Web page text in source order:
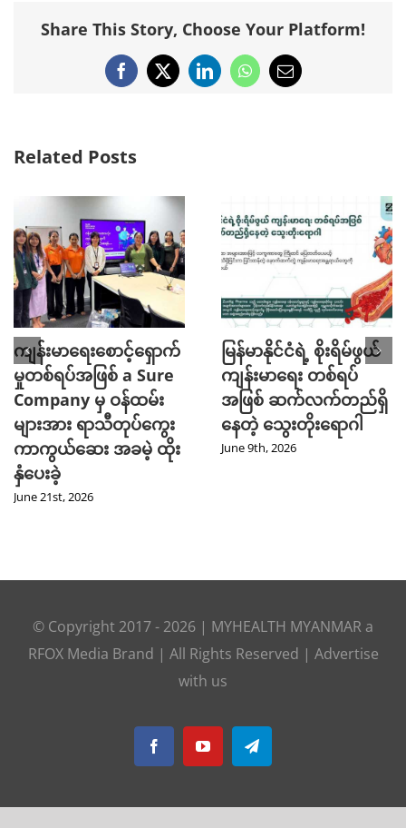
Share This Story, Choose Your Platform!
Facebook
X LinkedInWhatsApp
Email
Related Posts
ကျန်းမာရေးစောင့်ရှောက်
မှုတစ်ရပ်အဖြစ် a Sure
Company မှ ဝန်ထမ်း
များအား ရာသီတုပ်ကွေး
ကာကွယ်ဆေး အခမဲ့ ထိုး
နှံပေးခဲ့
June 21st, 2026
မြန်မာနိုင်ငံရဲ့ စိုးရိမ်ဖွယ်
ကျန်းမာရေး တစ်ရပ်
အဖြစ် ဆက်လက်တည်ရှိ
နေတဲ့ သွေးတိုးရောဂါ
June 9th, 2026
© Copyright 2017 - 2026 | MYHEALTH MYANMAR a
RFOX Media Brand | All Rights Reserved | Advertise
with us
FacebookYouTubeTelegram